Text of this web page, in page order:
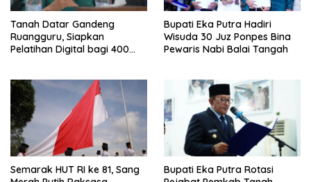
Tanah Datar Gandeng
Ruangguru, Siapkan
Pelatihan Digital bagi 400
Bupati Eka Putra Hadiri
Wisuda 30 Juz Ponpes Bina
Pewaris Nabi Balai Tangah
Semarak HUT RI ke 81, Sang
Bupati Eka Putra Rotasi